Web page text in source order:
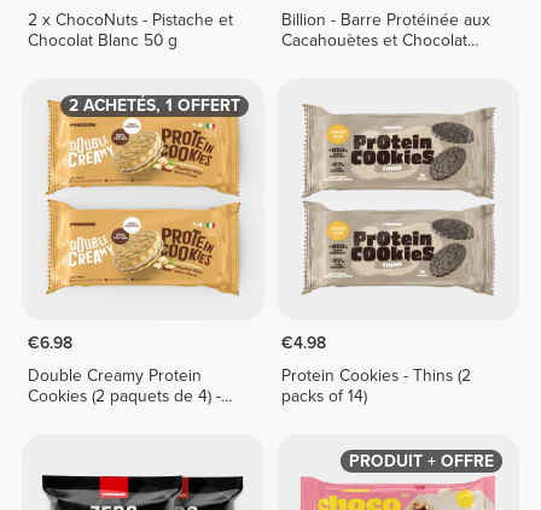
2 x ChocoNuts - Pistache et
Chocolat Blanc 50 g
Billion - Barre Protéinée aux
Cacahouètes et Chocolat
2 ACHETÉS, 1 OFFERT
€6.98
Double Creamy Protein
Cookies (2 paquets de 4) -
€4.98
Protein Cookies - Thins (2
packs of 14)
PRODUIT + OFFRE